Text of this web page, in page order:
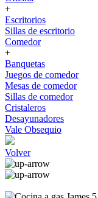
+
Escritorios
Sillas de escritorio
Comedor
+
Banquetas
Juegos de comedor
Mesas de comedor
Sillas de comedor
Cristaleros
Desayunadores
Vale Obsequio
Volver